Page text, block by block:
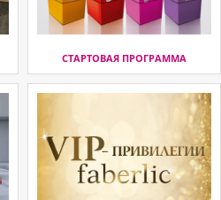
СТАРТОВАЯ ПРОГРАММА